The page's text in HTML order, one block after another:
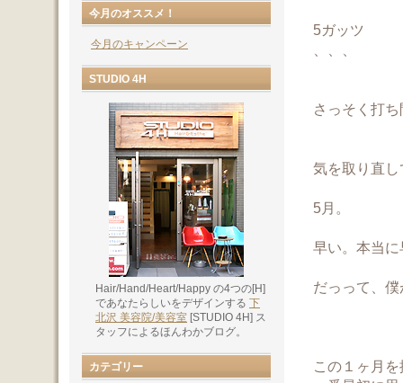
5ガッツ
さっそく打
気を取り直し
5月。
早い。本当に
だっって、
この１ヶ月
今月のオススメ！
今月のキャンペーン
STUDIO 4H
Hair/Hand/Heart/Happy の4つの[H]
であなたらしいをデザインする 下
北沢 美容院/美容室 [STUDIO 4H] ス
タッフによるほんわかブログ。
カテゴリー